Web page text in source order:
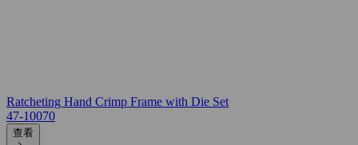
Ratcheting Hand Crimp Frame with Die Set
47-10070
查看